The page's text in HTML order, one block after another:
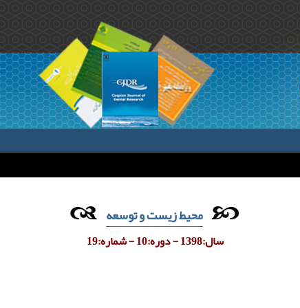
محیط زیست و توسعه
سال:1398 - دوره:10 - شماره:19